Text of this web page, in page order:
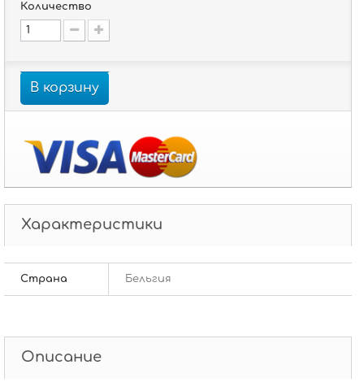
Количество
В корзину
Характеристики
Страна Бельгия
Описание